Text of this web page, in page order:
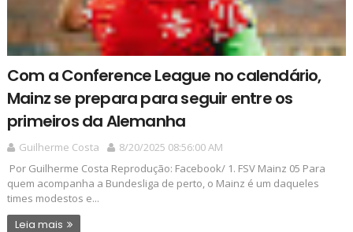
Com a Conference League no calendário,
Mainz se prepara para seguir entre os
primeiros da Alemanha
Guilherme Costa
8/20/2025 08:56:00 AM
Por Guilherme Costa Reprodução: Facebook/ 1. FSV Mainz 05 Para
quem acompanha a Bundesliga de perto, o Mainz é um daqueles
times modestos e...
Leia mais